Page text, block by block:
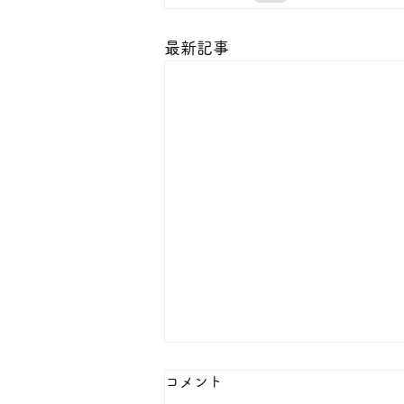
最新記事
コメント